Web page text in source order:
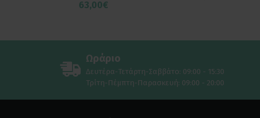
63,00€
Ωράριο
Δευτέρα-Τετάρτη-Σαββάτο: 09:00 - 15:30
Τρίτη-Πέμπτη-Παρασκευή: 09:00 - 20:00